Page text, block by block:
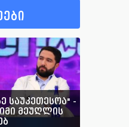
საუკეთესოა" -
მეუღლის